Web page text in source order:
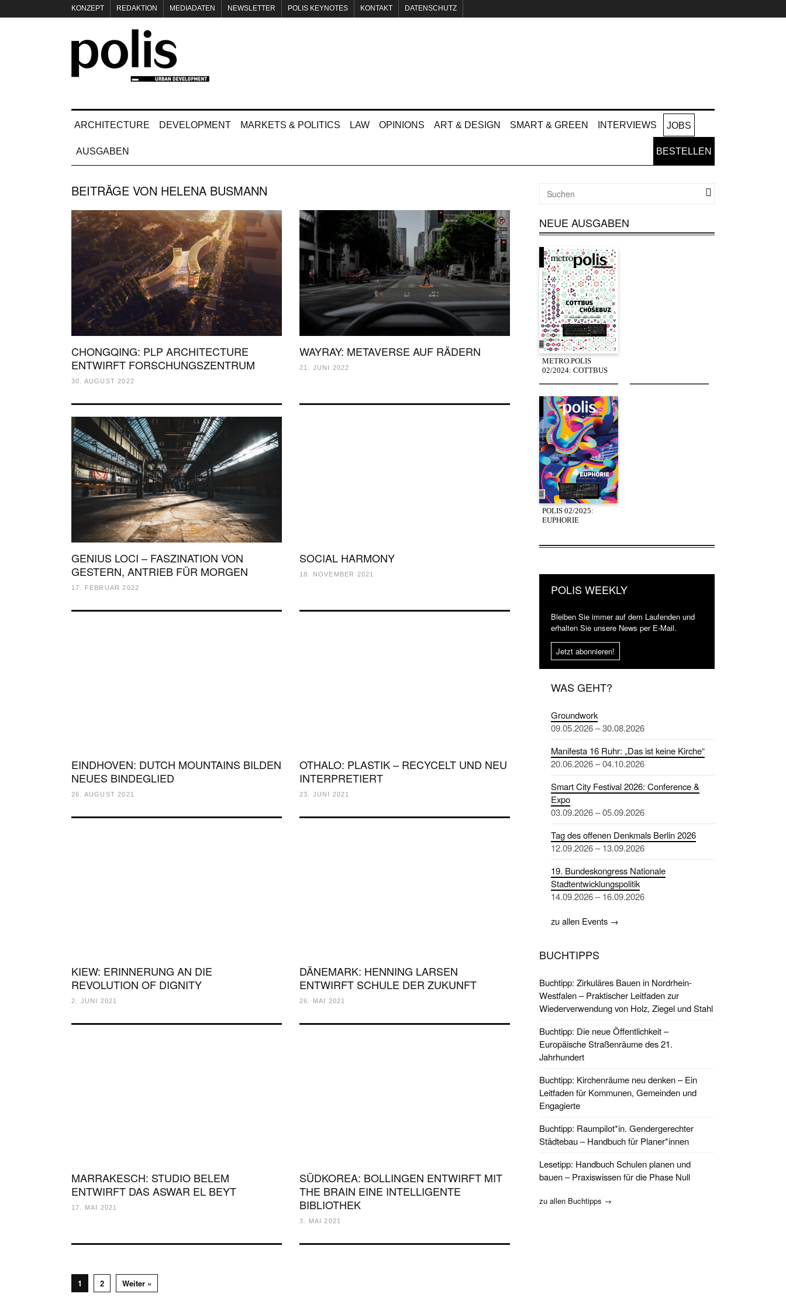
KONZEPT REDAKTION MEDIADATEN NEWSLETTER POLIS KEYNOTES KONTAKT DATENSCHUTZ
ARCHITECTURE DEVELOPMENT MARKETS & POLITICS LAW OPINIONS ART & DESIGN SMART & GREEN INTERVIEWS JOBS
AUSGABEN BESTELLEN
BEITRÄGE VON HELENA BUSMANN
CHONGQING: PLP ARCHITECTURE
ENTWIRFT FORSCHUNGSZENTRUM
30. AUGUST 2022
WAYRAY: METAVERSE AUF RÄDERN
21. JUNI 2022
GENIUS LOCI – FASZINATION VON
GESTERN, ANTRIEB FÜR MORGEN
17. FEBRUAR 2022
SOCIAL HARMONY
18. NOVEMBER 2021
EINDHOVEN: DUTCH MOUNTAINS BILDEN
NEUES BINDEGLIED
26. AUGUST 2021
OTHALO: PLASTIK – RECYCELT UND NEU
INTERPRETIERT
23. JUNI 2021
KIEW: ERINNERUNG AN DIE
REVOLUTION OF DIGNITY
2. JUNI 2021
DÄNEMARK: HENNING LARSEN
ENTWIRFT SCHULE DER ZUKUNFT
26. MAI 2021
MARRAKESCH: STUDIO BELEM
ENTWIRFT DAS ASWAR EL BEYT
17. MAI 2021
SÜDKOREA: BOLLINGEN ENTWIRFT MIT
THE BRAIN EINE INTELLIGENTE
BIBLIOTHEK
3. MAI 2021
1 2 Weiter »
NEUE AUSGABEN
METRO.POLIS
02/2024: COTTBUS
POLIS 02/2025:
EUPHORIE
POLIS WEEKLY
Bleiben Sie immer auf dem Laufenden und
erhalten Sie unsere News per E-Mail.
Jetzt abonnieren!
WAS GEHT?
Groundwork
09.05.2026 – 30.08.2026
Manifesta 16 Ruhr: „Das ist keine Kirche“
20.06.2026 – 04.10.2026
Smart City Festival 2026: Conference &
Expo
03.09.2026 – 05.09.2026
Tag des offenen Denkmals Berlin 2026
12.09.2026 – 13.09.2026
19. Bundeskongress Nationale
Stadtentwicklungspolitik
14.09.2026 – 16.09.2026
zu allen Events →
BUCHTIPPS
Buchtipp: Zirkuläres Bauen in Nordrhein-
Westfalen – Praktischer Leitfaden zur
Wiederverwendung von Holz, Ziegel und Stahl
Buchtipp: Die neue Öffentlichkeit –
Europäische Straßenräume des 21.
Jahrhundert
Buchtipp: Kirchenräume neu denken – Ein
Leitfaden für Kommunen, Gemeinden und
Engagierte
Buchtipp: Raumpilot*in. Gendergerechter
Städtebau – Handbuch für Planer*innen
Lesetipp: Handbuch Schulen planen und
bauen – Praxiswissen für die Phase Null
zu allen Buchtipps →